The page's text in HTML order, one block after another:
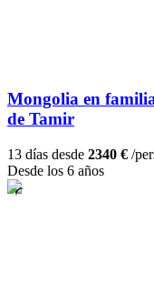
Mongolia en
de Tamir
13 días desde 2340 € /
Desde los 6 años